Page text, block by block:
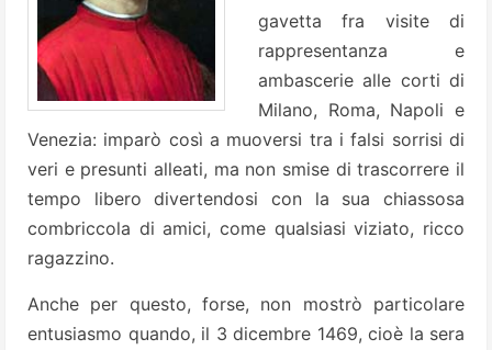
gavetta fra visite di
rappresentanza e
ambascerie alle corti di
Milano, Roma, Napoli e
Venezia: imparò così a muoversi tra i falsi sorrisi di
veri e presunti alleati, ma non smise di trascorrere il
tempo libero divertendosi con la sua chiassosa
combriccola di amici, come qualsiasi viziato, ricco
ragazzino.
Anche per questo, forse, non mostrò particolare
entusiasmo quando, il 3 dicembre 1469, cioè la sera